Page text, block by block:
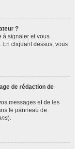
?
à signaler et vous
cliquant dessus, vous
de rédaction de
messages et de les
le panneau de
).